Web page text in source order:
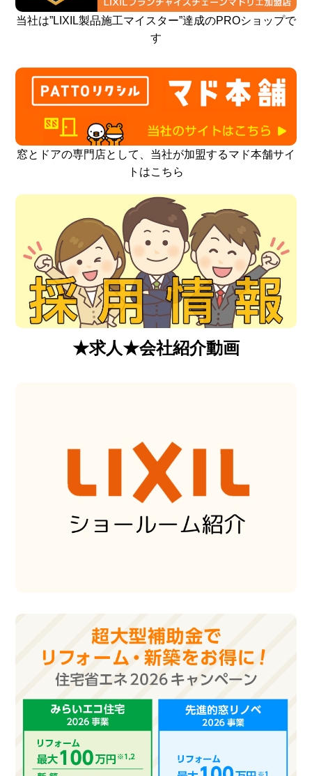
当社は”LIXIL製品施工マイスター”達成のPROショップで
す
窓とドアの専門店として、当社が加盟するマド本舗サイ
トはこちら
★求人★会社紹介動画